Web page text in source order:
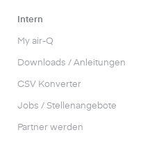
Intern
My air-Q
Downloads / Anleitungen
CSV Konverter
Jobs / Stellenangebote
Partner werden